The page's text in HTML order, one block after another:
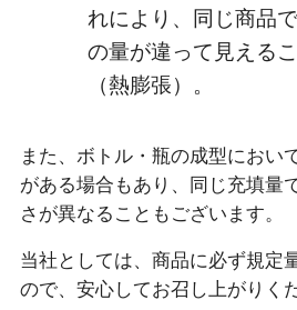
れにより、同じ商品
の量が違って見える
（熱膨張）。
また、ボトル・瓶の成型におい
がある場合もあり、同じ充填量
さが異なることもございます。
当社としては、商品に必ず規定
ので、安心してお召し上がりく